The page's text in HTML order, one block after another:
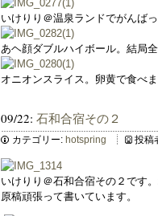
いけりり＠温泉ランドでがんば
あヘ顔ダブルハイボール。結局
オニオンスライス。卵黄で食べ
09/22: 石和合宿その２
カテゴリー: hotspring 投稿
いけりり＠石和合宿その２です
原稿頑張って書いています。